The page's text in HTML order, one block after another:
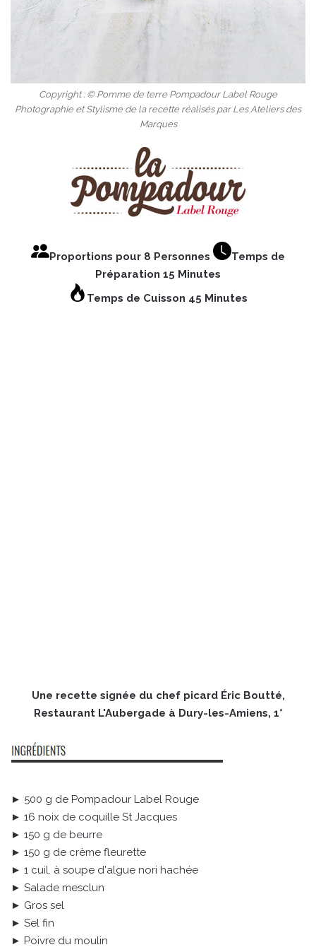
Copyright : © Pomme de terre Pompadour Label Rouge
Photographie et Stylisme de la recette réalisés par Les Ateliers des
Marques
Proportions pour 8 Personnes
Temps de
Préparation 15 Minutes
Temps de Cuisson 45 Minutes
Une recette signée du chef picard Éric Boutté,
Restaurant L'Aubergade à Dury-les-Amiens, 1*
► 500 g de Pompadour Label Rouge
► 16 noix de coquille St Jacques
► 150 g de beurre
► 150 g de crème fleurette
► 1 cuil. à soupe d'algue nori hachée
► Salade mesclun
► Gros sel
► Sel fin
► Poivre du moulin